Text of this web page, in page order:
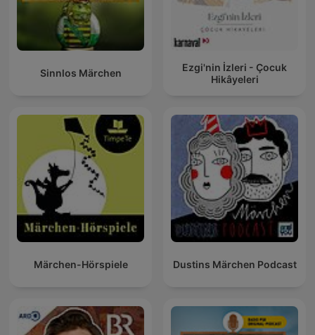
Sinnlos Märchen
Ezgi'nin İzleri - Çocuk
Hikâyeleri
Märchen-Hörspiele Dustins Märchen Podcast